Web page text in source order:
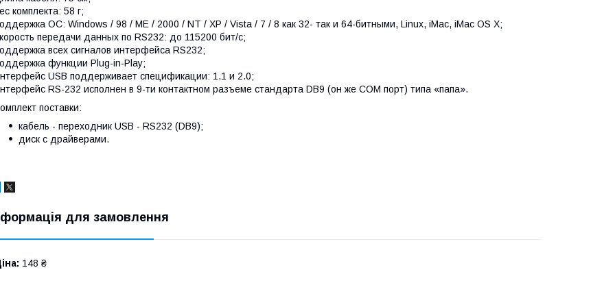
комплекта: 58 г;
ОС: Windows / 98 / ME / 2000 / NT / XP / Vista / 7 / 8 как 32- так и 64-битными, Linux, iMac, iMac OS X;
передачи данных по RS232: до 115200 бит/с;
всех сигналов интерфейса RS232;
функции Plug-in-Play;
USB поддерживает спецификации: 1.1 и 2.0;
RS-232 исполнен в 9-ти контактном разъеме стандарта DB9 (он же COM порт) типа «папа».
поставки:
кабель - переходник USB - RS232 (DB9);
диск с драйверами.
для замовлення
148 ₴